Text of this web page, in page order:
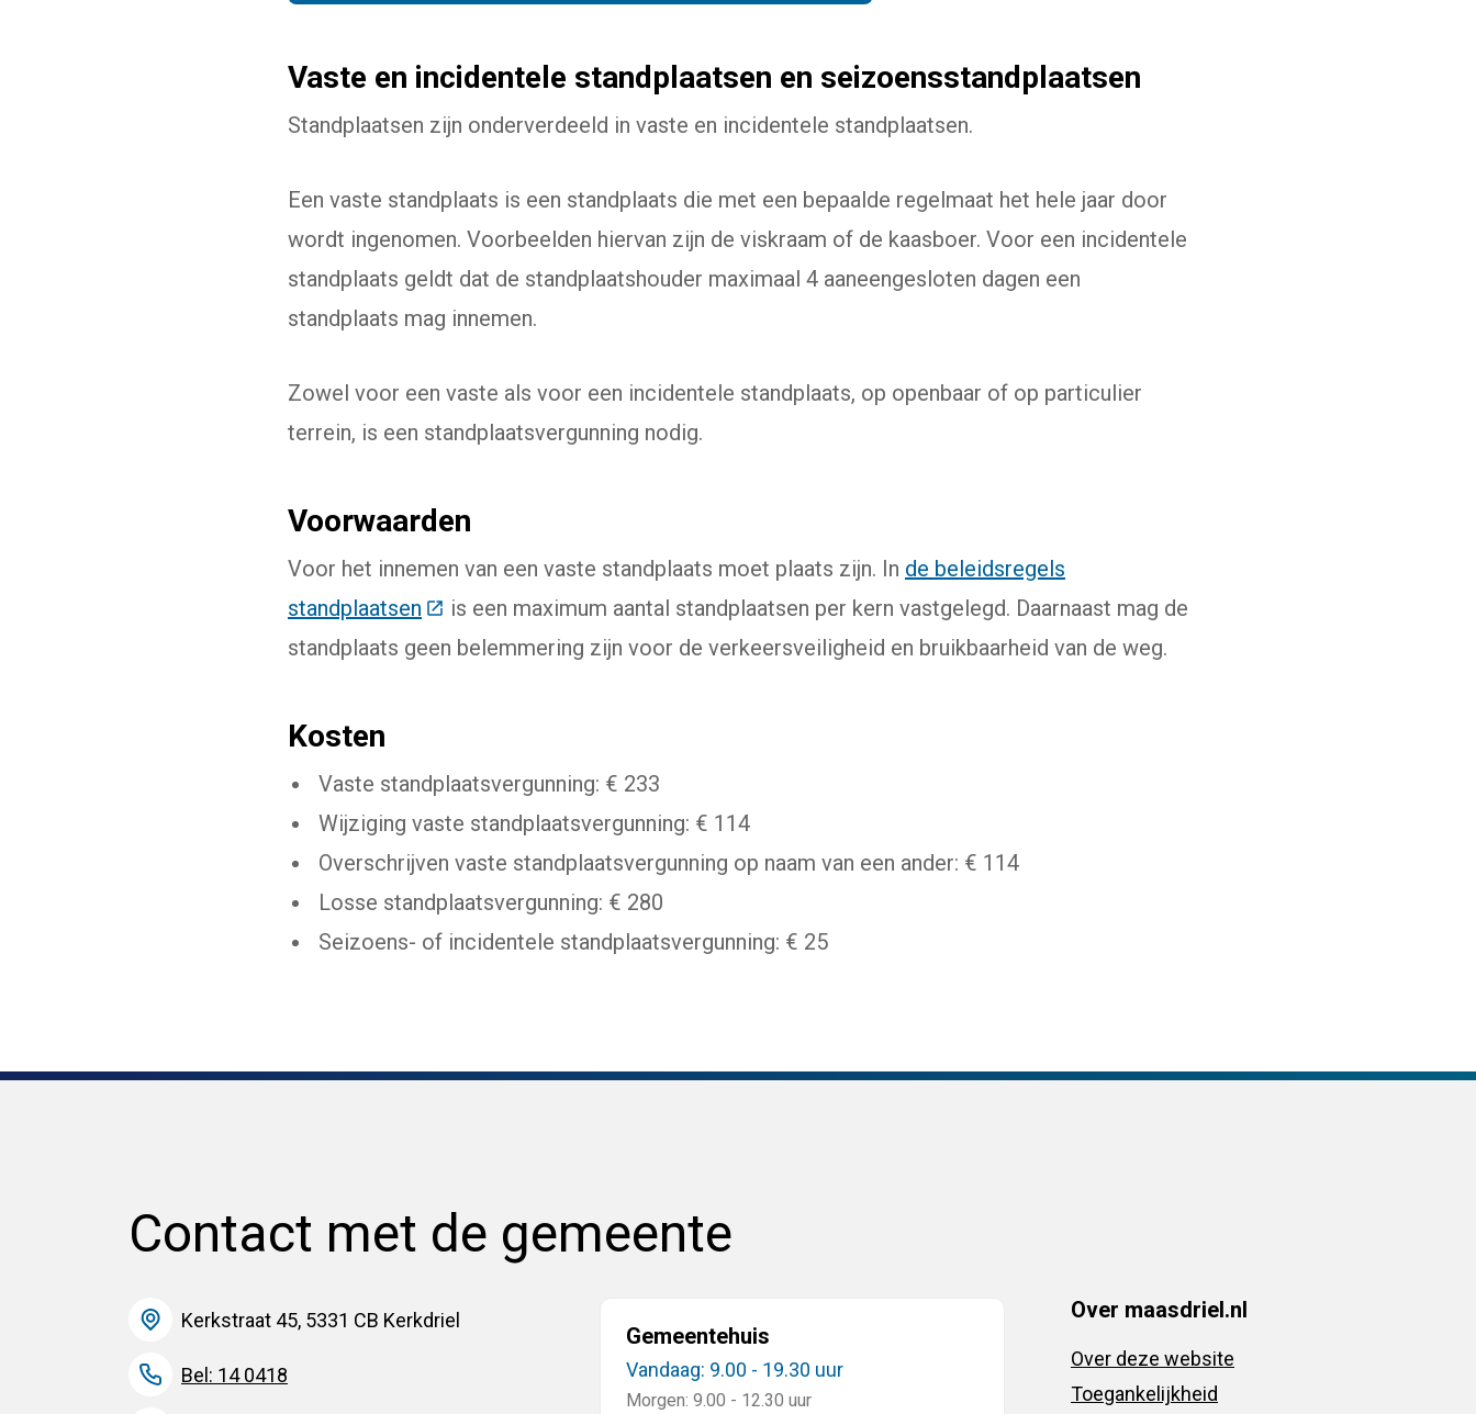
Vaste en incidentele standplaatsen en seizoensstandplaatsen
Standplaatsen zijn onderverdeeld in vaste en incidentele standplaatsen.
Een vaste standplaats is een standplaats die met een bepaalde regelmaat het hele jaar door
wordt ingenomen. Voorbeelden hiervan zijn de viskraam of de kaasboer. Voor een incidentele
standplaats geldt dat de standplaatshouder maximaal 4 aaneengesloten dagen een
standplaats mag innemen.
Zowel voor een vaste als voor een incidentele standplaats, op openbaar of op particulier
terrein, is een standplaatsvergunning nodig.
Voorwaarden
Voor het innemen van een vaste standplaats moet plaats zijn. In de beleidsregels
standplaatsen (Deze link gaat naar een externe website)
is een maximum aantal standplaatsen per kern vastgelegd. Daarnaast mag de
standplaats geen belemmering zijn voor de verkeersveiligheid en bruikbaarheid van de weg.
Kosten
Vaste standplaatsvergunning: € 233
Wijziging vaste standplaatsvergunning: € 114
Overschrijven vaste standplaatsvergunning op naam van een ander: € 114
Losse standplaatsvergunning: € 280
Seizoens- of incidentele standplaatsvergunning: € 25
Contact met de gemeente
Kerkstraat 45, 5331 CB Kerkdriel
Bel: 14 0418
Gemeentehuis
Vandaag: 9.00 - 19.30 uur
Morgen: 9.00 - 12.30 uur
Over maasdriel.nl
Over deze website
Toegankelijkheid